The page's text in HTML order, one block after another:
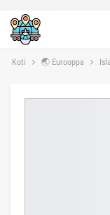
Koti 🌏 Eurooppa